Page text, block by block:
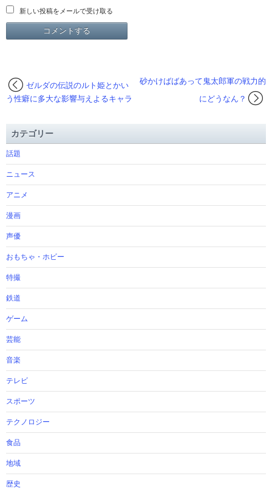
新しい投稿をメールで受け取る
砂かけばばあって鬼太郎軍の戦力的
にどうなん？
ゼルダの伝説のルト姫とかい
う性癖に多大な影響与えよるキャラ
カテゴリー
話題
ニュース
アニメ
漫画
声優
おもちゃ・ホビー
特撮
鉄道
ゲーム
芸能
音楽
テレビ
スポーツ
テクノロジー
食品
地域
歴史